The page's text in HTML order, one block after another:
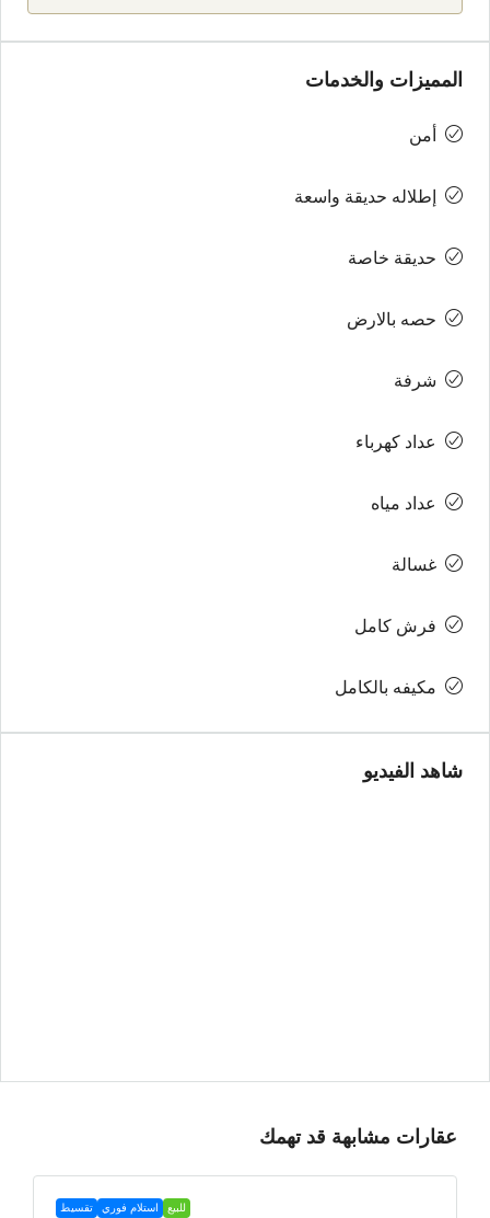
المميزات والخدمات
أمن
إطلاله حديقة واسعة
حديقة خاصة
حصه بالارض
شرفة
عداد كهرباء
عداد مياه
غسالة
فرش كامل
مكيفه بالكامل
شاهد الفيديو
عقارات مشابهة قد تهمك
للبيع استلام فوري تقسيط